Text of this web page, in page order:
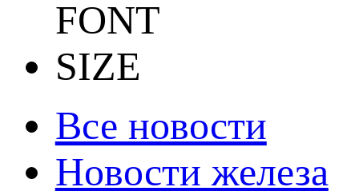
Все новости
Новости железа